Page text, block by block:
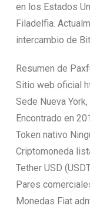
en los Estados
Filadelfia.
intercambio de
Resumen de
Sitio web oficial
Sede Nueva York,
Encontrado en
Token nativo
Criptomoneda
Tether USD
Pares
Monedas Fiat